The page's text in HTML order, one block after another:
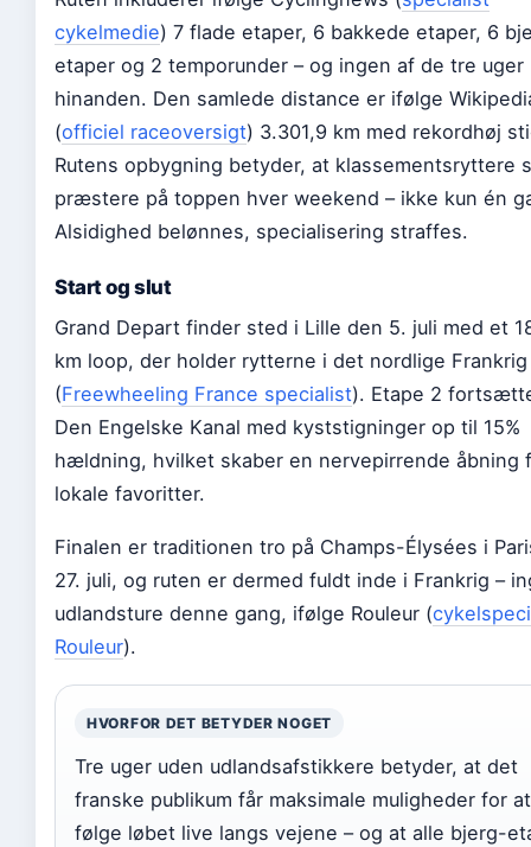
cykelmedie) 7 flade etaper, 6 bakkede etaper, 6
etaper og 2 temporunder – og ingen af de tre uger
hinanden. Den samlede distance er ifølge
(officiel raceoversigt) 3.301,9 km med rekordhøj
Rutens opbygning betyder, at klassementsryttere
præstere på toppen hver weekend – ikke kun én
Alsidighed belønnes, specialisering straffes.
Start og slut
Grand Depart finder sted i Lille den 5. juli med et
km loop, der holder rytterne i det nordlige Frankrig
(Freewheeling France specialist). Etape 2
Den Engelske Kanal med kyststigninger op til 15%
hældning, hvilket skaber en nervepirrende åbning
lokale favoritter.
Finalen er traditionen tro på Champs-Élysées i
27. juli, og ruten er dermed fuldt inde i Frankrig –
udlandsture denne gang, ifølge Rouleur (
Rouleur).
HVORFOR DET BETYDER NOGET
Tre uger uden udlandsafstikkere betyder, at det
franske publikum får maksimale muligheder for at
følge løbet live langs vejene – og at alle bjerg-